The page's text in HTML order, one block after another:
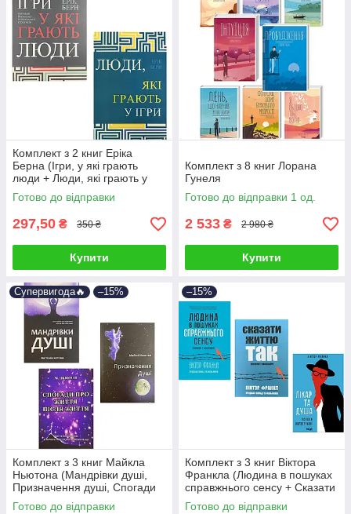
Комплект з 2 книг Еріка
Берна (Ігри, у які грають
люди + Люди, які грають у
ігри)
Готово до відправки
297,50 ₴ 350 ₴
Купити
Комплект з 8 книг Лорана
Гунеля
Готово до відправки 1 од.
2 533 ₴ 2 980 ₴
Купити
Супервигода🔥 –15%
Комплект з 3 книг Майкла
Ньютона (Мандрівки душі,
Призначення душі, Спогади
про життя після життя)
Готово до відправки
–15%
Комплект з 3 книг Віктора
Франкла (Людина в пошуках
справжнього сенсу + Сказати
життю так + Лікар та душа)
Готово до відправки